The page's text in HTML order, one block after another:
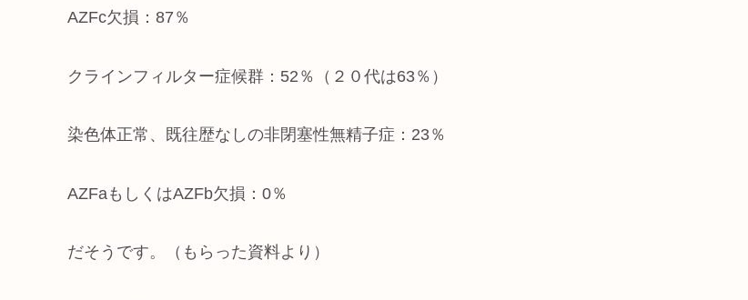
AZFc欠損：87％
クラインフィルター症候群：52％（２０代は63％）
染色体正常、既往歴なしの非閉塞性無精子症：23％
AZFaもしくはAZFb欠損：0％
だそうです。（もらった資料より）